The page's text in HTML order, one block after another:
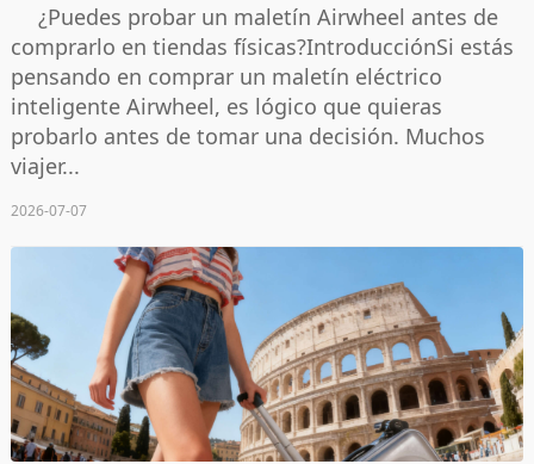
¿Puedes probar un maletín Airwheel antes de
comprarlo en tiendas físicas?IntroducciónSi estás
pensando en comprar un maletín eléctrico
inteligente Airwheel, es lógico que quieras
probarlo antes de tomar una decisión. Muchos
viajer...
2026-07-07